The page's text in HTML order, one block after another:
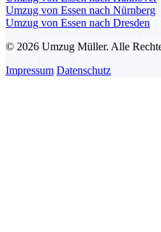
Umzug von Essen nach Nürnberg
Umzug von Essen nach Dresden
© 2026 Umzug Müller. Alle
Impressum Datenschutz